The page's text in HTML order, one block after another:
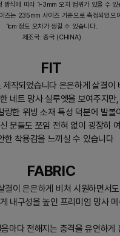
방식에 따라 1-3mm 오차 범위가 있을 수 있
즈는 235mm 사이즈 기준으로 측정되었으
1cm 정도 오차가 생길 수 있습니다.
제조국: 중국 (CHINA)
FIT
제작되었습니다 은은하게 살결이
네트 망사 실루엣을 보여주지만,
랑한 위빙 소재 특성 덕분에 발볼
분들도 쪼임 전혀 없이 굉장히
한 착용감을 느끼실 수 있습니다
FABRIC
결이 은은하게 비쳐 시원하면서도
내구성을 높인 프리미엄 망사
음마다 전해지는 충격을 유연하게